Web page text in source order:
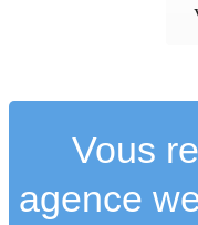
Vous
agence